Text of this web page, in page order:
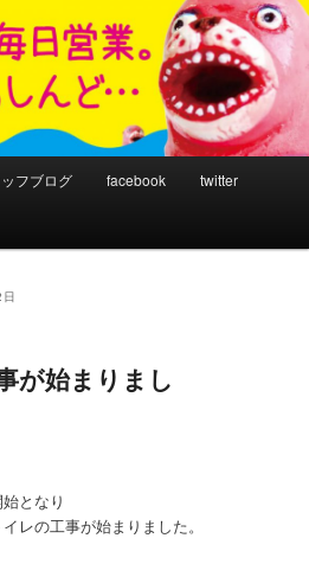
フブログ facebook twitter
が始まりまし
となり
レの工事が始まりました。